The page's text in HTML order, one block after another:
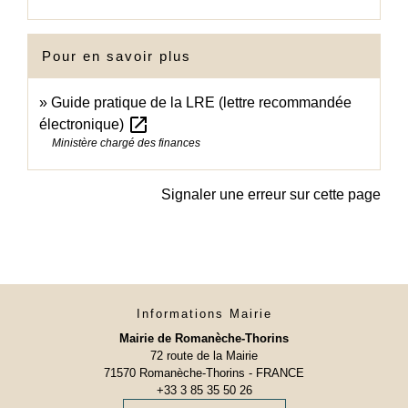
Pour en savoir plus
Guide pratique de la LRE (lettre recommandée
électronique) open_in_new
Ministère chargé des finances
Signaler une erreur sur cette page
Informations Mairie
Mairie de Romanèche-Thorins
72 route de la Mairie
71570 Romanèche-Thorins - FRANCE
+33 3 85 35 50 26